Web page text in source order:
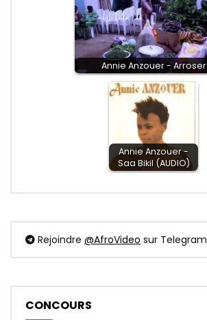
Annie Anzouer - Arroser
Annie Anzouer -
Saa Bikil (AUDIO)
Rejoindre @AfroVideo sur Telegram
CONCOURS